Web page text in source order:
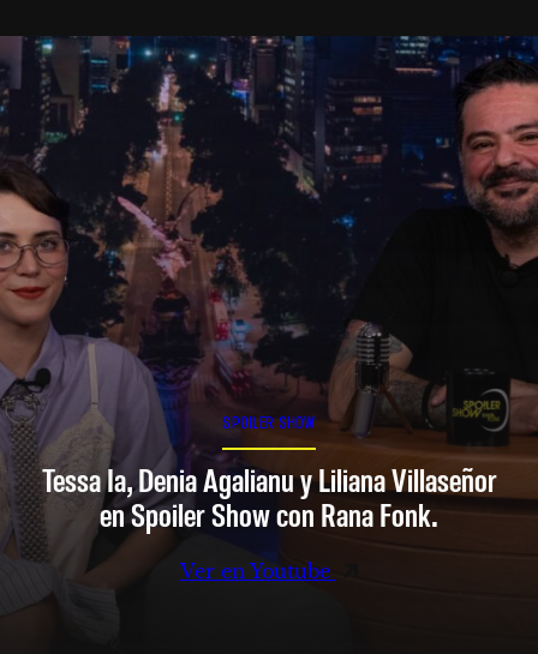
SPOILER SHOW
Tessa Ia, Denia Agalianu y Liliana Villaseñor
en Spoiler Show con Rana Fonk.
Ver en Youtube